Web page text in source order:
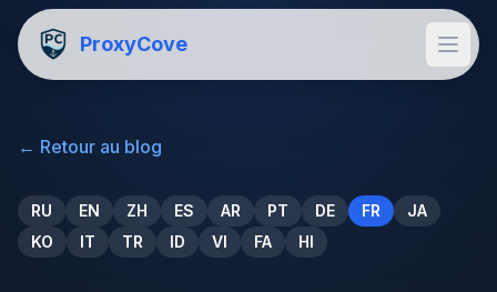
ProxyCove
← Retour au blog
RU EN ZH ES AR PT DE FR
JA
KO
IT TR ID VI FA HI